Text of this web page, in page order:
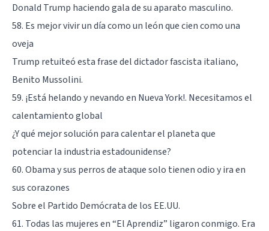
Donald Trump haciendo gala de su aparato masculino.
58. Es mejor vivir un día como un león que cien como una
oveja
Trump retuiteó esta frase del dictador fascista italiano,
Benito Mussolini.
59. ¡Está helando y nevando en Nueva York!. Necesitamos el
calentamiento global
¿Y qué mejor solución para calentar el planeta que
potenciar la industria estadounidense?
60. Obama y sus perros de ataque solo tienen odio y ira en
sus corazones
Sobre el Partido Demócrata de los EE.UU.
61. Todas las mujeres en “El Aprendiz” ligaron conmigo. Era